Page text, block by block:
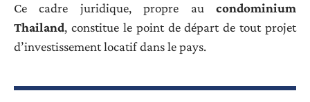
Ce cadre juridique, propre au condominium
Thailand, constitue le point de départ de tout projet
d’investissement locatif dans le pays.